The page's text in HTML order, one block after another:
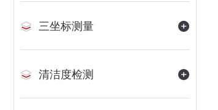
三坐标测量
清洁度检测